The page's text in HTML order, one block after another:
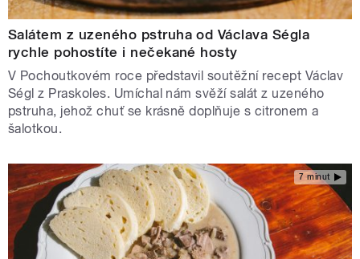
Salátem z uzeného pstruha od Václava Ségla
rychle pohostíte i nečekané hosty
V Pochoutkovém roce představil soutěžní recept Václav
Ségl z Praskoles. Umíchal nám svěží salát z uzeného
pstruha, jehož chuť se krásně doplňuje s citronem a
šalotkou.
7 minut